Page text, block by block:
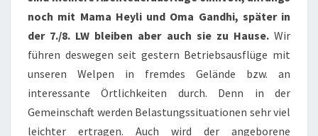
noch mit Mama Heyli und Oma Gandhi, später in
der 7./8. LW bleiben aber auch sie zu Hause. Wir
führen deswegen seit gestern Betriebsausflüge mit
unseren Welpen in fremdes Gelände bzw. an
interessante Örtlichkeiten durch. Denn in der
Gemeinschaft werden Belastungssituationen sehr viel
leichter ertragen. Auch wird der angeborene